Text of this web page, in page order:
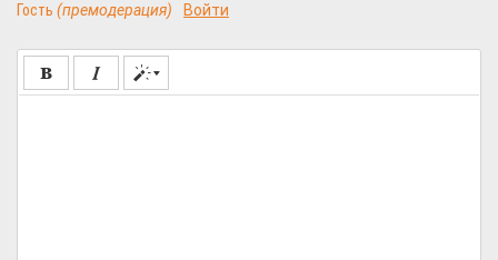
Гость (премодерация) Войти